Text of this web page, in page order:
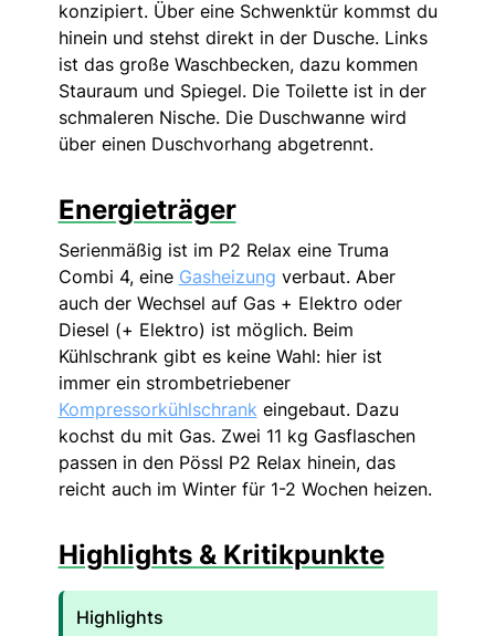
konzipiert. Über eine Schwenktür kommst du
hinein und stehst direkt in der Dusche. Links
ist das große Waschbecken, dazu kommen
Stauraum und Spiegel. Die Toilette ist in der
schmaleren Nische. Die Duschwanne wird
über einen Duschvorhang abgetrennt.
Energieträger
Serienmäßig ist im P2 Relax eine Truma
Combi 4, eine Gasheizung verbaut. Aber
auch der Wechsel auf Gas + Elektro oder
Diesel (+ Elektro) ist möglich. Beim
Kühlschrank gibt es keine Wahl: hier ist
immer ein strombetriebener
Kompressorkühlschrank eingebaut. Dazu
kochst du mit Gas. Zwei 11 kg Gasflaschen
passen in den Pössl P2 Relax hinein, das
reicht auch im Winter für 1-2 Wochen heizen.
Highlights & Kritikpunkte
Highlights